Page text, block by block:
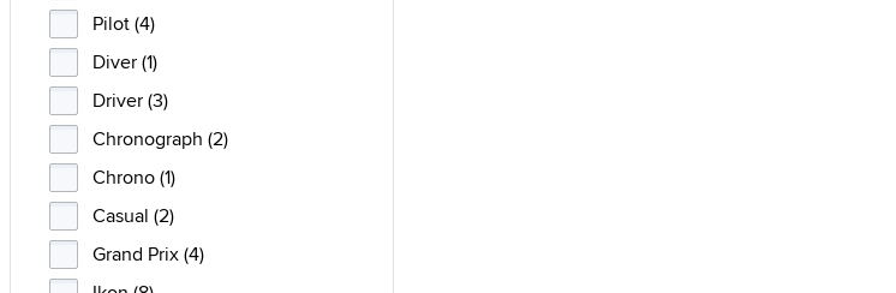
Pilot (4)
Diver (1)
Driver (3)
Chronograph (2)
Chrono (1)
Casual (2)
Grand Prix (4)